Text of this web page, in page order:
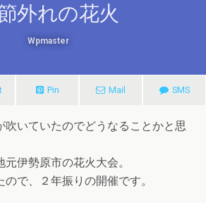
外れの花火
Wpmaster
Pin Mail SMS
吹いていたのでどうなることかと思
伊勢原市の花火大会。
で、２年振りの開催です。